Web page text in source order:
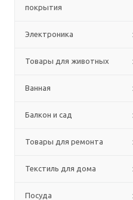
покрытия
Электроника
Товары для животных
Ванная
Балкон и сад
Товары для ремонта
Текстиль для дома
Посуда